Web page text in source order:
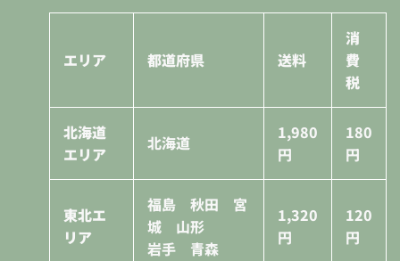
エリア 都道府県 送料
消
費
税
北海道
エリア
北海道
1,980
円
180
円
東北エ
リア
福島 秋田 宮
城 山形
岩手 青森
1,320
円
120
円